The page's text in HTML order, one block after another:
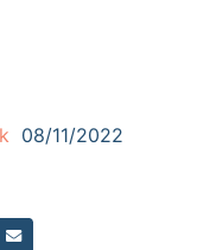
08/11/2022